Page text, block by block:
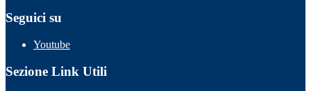
Seguici su
Youtube
Sezione Link Utili